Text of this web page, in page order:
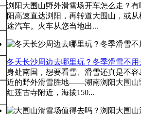
浏阳大围山野外滑雪场开车怎么走？
阳高速直达浏阳，再转道大围山，或
途汽车。火车从您当地出...
冬天长沙周边去哪里玩？冬季滑雪不
身处南国，想要看雪、滑雪还真是不
近的野外滑雪胜地――湖南浏阳大围山
红莲古寺附近，海拔150...